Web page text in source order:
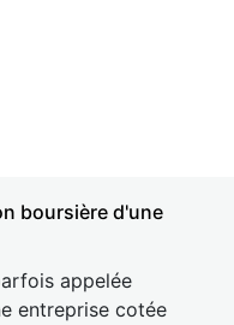
boursière d'une
appelée
entreprise cotée